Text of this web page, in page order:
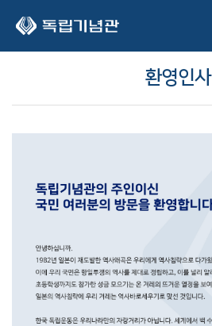
환영인사